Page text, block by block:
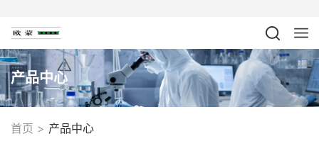
产品中心
首页 > 产品中心